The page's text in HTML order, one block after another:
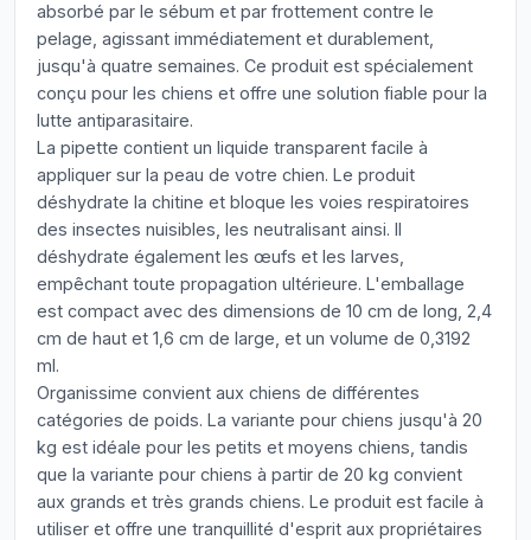
absorbé par le sébum et par frottement contre le
pelage, agissant immédiatement et durablement,
jusqu'à quatre semaines. Ce produit est spécialement
conçu pour les chiens et offre une solution fiable pour la
lutte antiparasitaire.
La pipette contient un liquide transparent facile à
appliquer sur la peau de votre chien. Le produit
déshydrate la chitine et bloque les voies respiratoires
des insectes nuisibles, les neutralisant ainsi. Il
déshydrate également les œufs et les larves,
empêchant toute propagation ultérieure. L'emballage
est compact avec des dimensions de 10 cm de long, 2,4
cm de haut et 1,6 cm de large, et un volume de 0,3192
ml.
Organissime convient aux chiens de différentes
catégories de poids. La variante pour chiens jusqu'à 20
kg est idéale pour les petits et moyens chiens, tandis
que la variante pour chiens à partir de 20 kg convient
aux grands et très grands chiens. Le produit est facile à
utiliser et offre une tranquillité d'esprit aux propriétaires